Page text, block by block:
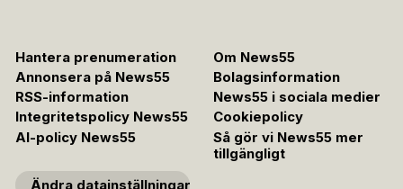
Hantera prenumeration
Om News55
Annonsera på News55
Bolagsinformation
RSS-information
News55 i sociala medier
Integritetspolicy News55
Cookiepolicy
AI-policy News55
Så gör vi News55 mer
tillgängligt
Ändra datainställningar